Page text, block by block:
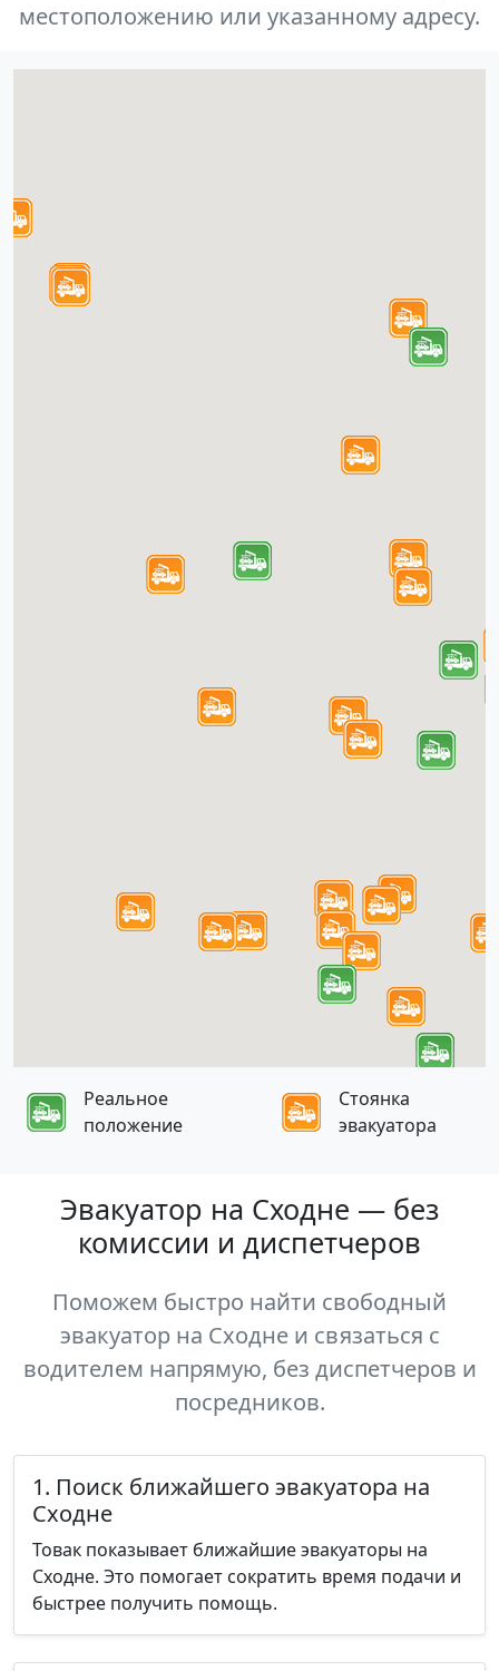
местоположению или указанному адресу.
Реальное
положение
Стоянка
эвакуатора
Эвакуатор на Сходне — без
комиссии и диспетчеров
Поможем быстро найти свободный
эвакуатор на Сходне и связаться с
водителем напрямую, без диспетчеров и
посредников.
1. Поиск ближайшего эвакуатора на
Сходне
Товак показывает ближайшие эвакуаторы на
Сходне. Это помогает сократить время подачи и
быстрее получить помощь.